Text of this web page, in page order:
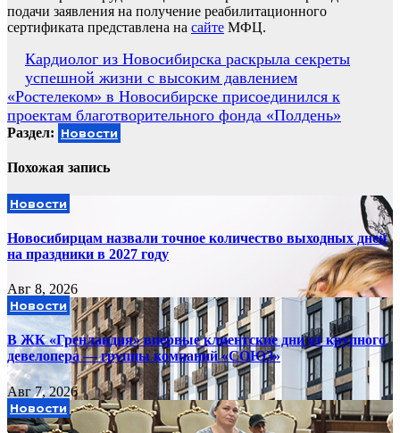
подачи заявления на получение реабилитационного
сертификата представлена на сайте МФЦ.
Навигация
по
записям
Кардиолог из Новосибирска раскрыла секреты
успешной жизни с высоким давлением
«Ростелеком» в Новосибирске присоединился к
проектам благотворительного фонда «Полдень»
Раздел: Новости
Похожая запись
Новости
Новосибирцам назвали точное количество выходных дней
на праздники в 2027 году
Авг 8, 2026
Новости
В ЖК «Гренландия» впервые клиентские дни от крупного
девелопера — группы компаний «СОЮЗ»
Авг 7, 2026
Новости